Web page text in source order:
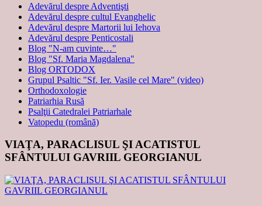
Adevărul despre Adventişti
Adevărul despre cultul Evanghelic
Adevărul despre Martorii lui Iehova
Adevărul despre Penticostali
Blog "N-am cuvinte…"
Blog "Sf. Maria Magdalena"
Blog ORTODOX
Grupul Psaltic "Sf. Ier. Vasile cel Mare" (video)
Orthodoxologie
Patriarhia Rusă
Psalţii Catedralei Patriarhale
Vatopedu (română)
VIAŢA, PARACLISUL ŞI ACATISTUL
SFÂNTULUI GAVRIIL GEORGIANUL